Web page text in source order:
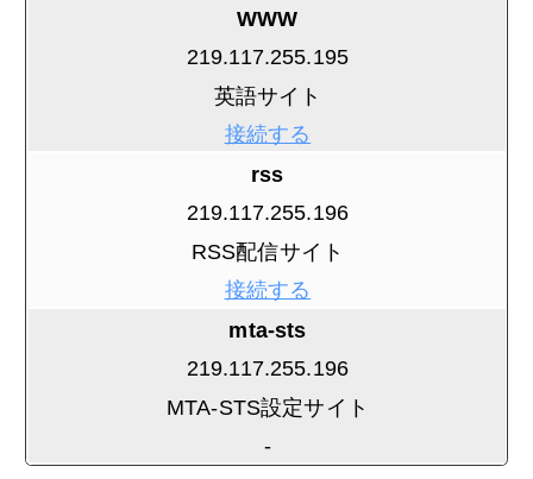
WWW
219.117.255.195
英語サイト
接続する
rss
219.117.255.196
RSS配信サイト
接続する
mta-sts
219.117.255.196
MTA-STS設定サイト
-